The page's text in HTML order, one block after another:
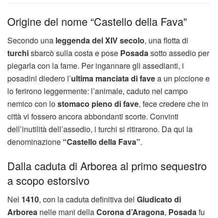
Origine del nome “Castello della Fava”
Secondo una leggenda del XIV secolo, una flotta di
turchisbarcò sulla costa e pose Posada sotto assedio per
piegarla con la fame. Per ingannare gli assedianti, i
posadini diedero l’ultima manciata di favea un piccione e
lo ferirono leggermente: l’animale, caduto nel campo
nemico con lostomaco pieno di fave, fece credere che in
città vi fossero ancora abbondanti scorte. Convinti
dell’inutilità dell’assedio, i turchi si ritirarono. Da qui la
denominazione “Castello della Fava”.
Dalla caduta di Arborea al primo sequestro
a scopo estorsivo
Nel 1410, con la caduta definitiva del Giudicato di
Arborea nelle mani dellaCorona d’Aragona, Posadafu